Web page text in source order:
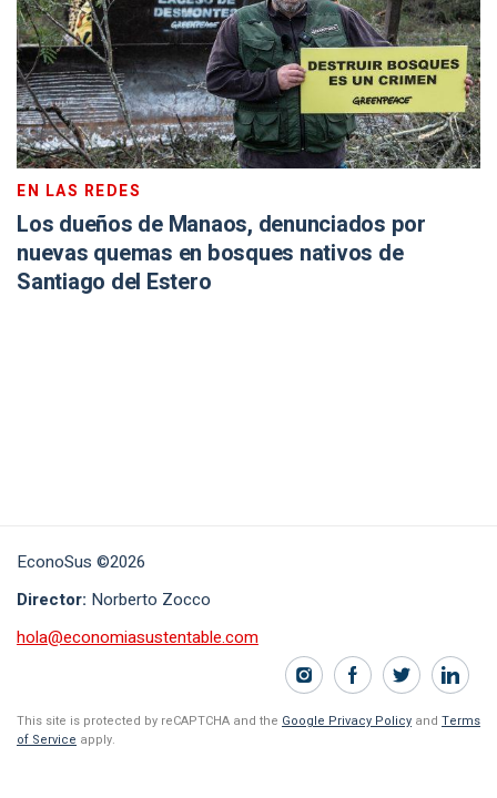
EN LAS REDES
Los dueños de Manaos, denunciados por
nuevas quemas en bosques nativos de
Santiago del Estero
EconoSus ©2026
Director: Norberto Zocco
hola@economiasustentable.com
This site is protected by reCAPTCHA and the Google Privacy Policy and Terms
of Service apply.